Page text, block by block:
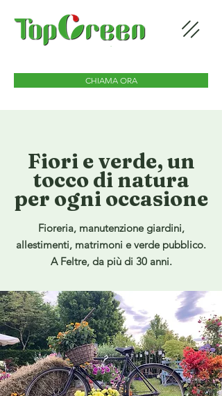
CHIAMA ORA
Fiori e verde, un
tocco di natura
per ogni occasione
Fioreria, manutenzione giardini,
allestimenti, matrimoni e verde pubblico.
A Feltre, da più di 30 anni.